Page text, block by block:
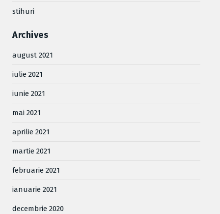
stihuri
Archives
august 2021
iulie 2021
iunie 2021
mai 2021
aprilie 2021
martie 2021
februarie 2021
ianuarie 2021
decembrie 2020